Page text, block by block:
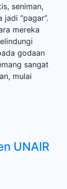
seniman,
“pagar”.
mereka
godaan
sangat
mulai
UNAIR